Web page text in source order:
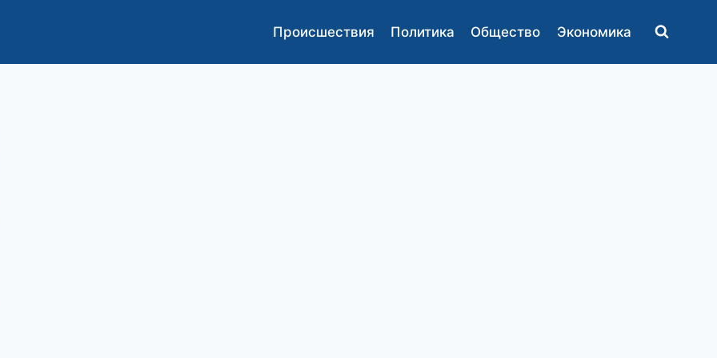
Происшествия Политика Общество Экономика